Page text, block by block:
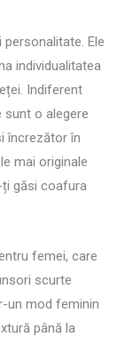
Ele
individualitatea
Indiferent
o alegere
încrezător în
mai originale
găsi coafura
femei, care
scurte
un mod feminin
până la